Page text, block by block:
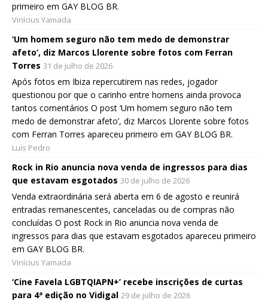
primeiro em GAY BLOG BR.
Vinícius Yamada
‘Um homem seguro não tem medo de demonstrar
afeto’, diz Marcos Llorente sobre fotos com Ferran
Torres 31 de julho de 2026
Após fotos em Ibiza repercutirem nas redes, jogador
questionou por que o carinho entre homens ainda provoca
tantos comentários O post ‘Um homem seguro não tem
medo de demonstrar afeto’, diz Marcos Llorente sobre fotos
com Ferran Torres apareceu primeiro em GAY BLOG BR.
Luís Pedro
Rock in Rio anuncia nova venda de ingressos para dias
que estavam esgotados 30 de julho de 2026
Venda extraordinária será aberta em 6 de agosto e reunirá
entradas remanescentes, canceladas ou de compras não
concluídas O post Rock in Rio anuncia nova venda de
ingressos para dias que estavam esgotados apareceu primeiro
em GAY BLOG BR.
Vinícius Yamada
‘Cine Favela LGBTQIAPN+’ recebe inscrições de curtas
para 4ª edição no Vidigal 29 de julho de 2026